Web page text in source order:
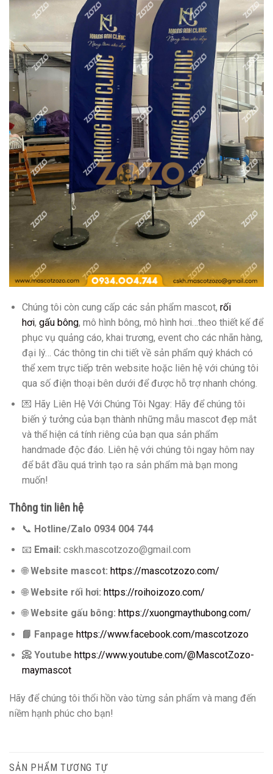
Chúng tôi còn cung cấp các sản phẩm mascot, rối
hơi, gấu bông, mô hình bông, mô hình hơi…theo thiết kế để
phục vụ quảng cáo, khai trương, event cho các nhãn hàng,
đại lý… Các thông tin chi tiết về sản phẩm quý khách có
thể xem trực tiếp trên website hoặc liên hệ với chúng tôi
qua số điện thoại bên dưới để được hỗ trợ nhanh chóng.
💌 Hãy Liên Hệ Với Chúng Tôi Ngay: Hãy để chúng tôi
biến ý tưởng của bạn thành những mẫu mascot đẹp mắt
và thể hiện cá tính riêng của bạn qua sản phẩm
handmade độc đáo. Liên hệ với chúng tôi ngay hôm nay
để bắt đầu quá trình tạo ra sản phẩm mà bạn mong
muốn!
Thông tin liên hệ
📞 Hotline/Zalo 0934 004 744
📧 Email: cskh.mascotzozo@gmail.com
🌐Website mascot: https://mascotzozo.com/
🌐Website rối hơi: https://roihoizozo.com/
🌐Website gấu bông: https://xuongmaythubong.com/
📘 Fanpage https://www.facebook.com/mascotzozo
📀 Youtube https://www.youtube.com/@MascotZozo-
maymascot
Hãy để chúng tôi thổi hồn vào từng sản phẩm và mang đến
niềm hạnh phúc cho bạn!
SẢN PHẨM TƯƠNG TỰ